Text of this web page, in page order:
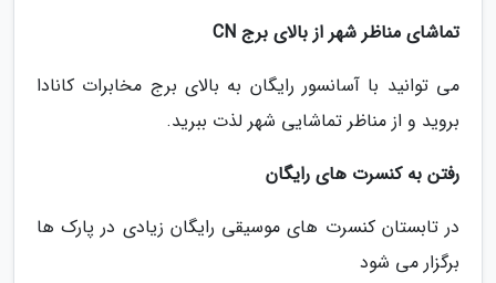
تماشای مناظر شهر از بالای برج CN
می توانید با آسانسور رایگان به بالای برج مخابرات کانادا
بروید و از مناظر تماشایی شهر لذت ببرید.
رفتن به کنسرت های رایگان
در تابستان کنسرت های موسیقی رایگان زیادی در پارک ها
برگزار می شود